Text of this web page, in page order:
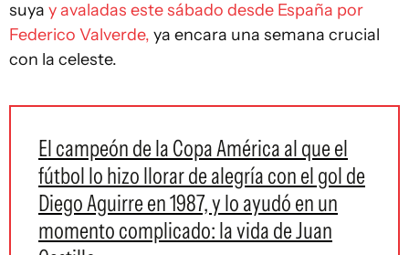
suya y avaladas este sábado desde España por
Federico Valverde, ya encara una semana crucial
con la celeste.
El campeón de la Copa América al que el
fútbol lo hizo llorar de alegría con el gol de
Diego Aguirre en 1987, y lo ayudó en un
momento complicado: la vida de Juan